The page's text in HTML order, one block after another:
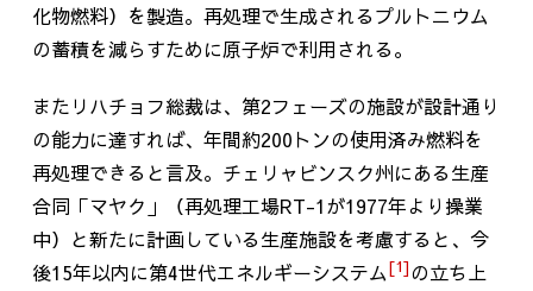
化物燃料）を製造。再処理で生成されるプルトニウム
の蓄積を減らすために原子炉で利用される。
またリハチョフ総裁は、第2フェーズの施設が設計通り
の能力に達すれば、年間約200 トンの使用済み燃料を
再処理できると言及。チェリャビンスク州にある生産
合同「マヤク」（再処理工場RT-1が1977年より操業
中）と新たに計画している生産施設を考慮すると、今
後15年以内に第4世代エネルギーシステム[1]の立ち上